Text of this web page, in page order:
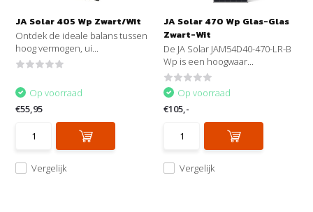
JA Solar 405 Wp Zwart/Wit
Ontdek de ideale balans tussen
hoog vermogen, ui...
Vergelijk
Op voorraad
€55,95
JA Solar 470 Wp Glas-Glas
Zwart-Wit
De JA Solar JAM54D40-470-LR-B
Wp is een hoogwaar...
Vergelijk
Op voorraad
€105,-